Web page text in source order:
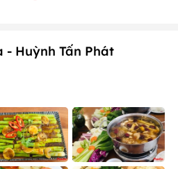
- Huỳnh Tấn Phát